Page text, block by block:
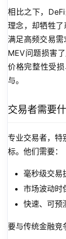
相比之下，
理念，却牺牲了
满足高频交易需
MEV问题损害
价格完整性受
与。
交易者需要
专业交易者，特
标。他们需要：
毫秒级交易
市场波动时
快速、可预
要与传统金融竞